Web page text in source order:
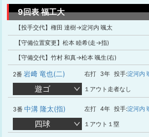
9回表 福工大
【投手交代】権田 達樹→淀河内 颯太
【守備位置変更】松本 睦希(走→指)
【守備交代】竹村 和真→松本 颯生(右)
2番 岩﨑 竜也(二) 右打 3年 投手:淀河内
遊ゴ １アウト走者なし
3番 中溝 隆太(指) 左打 4年 投手:淀河内
四球 １アウト１塁